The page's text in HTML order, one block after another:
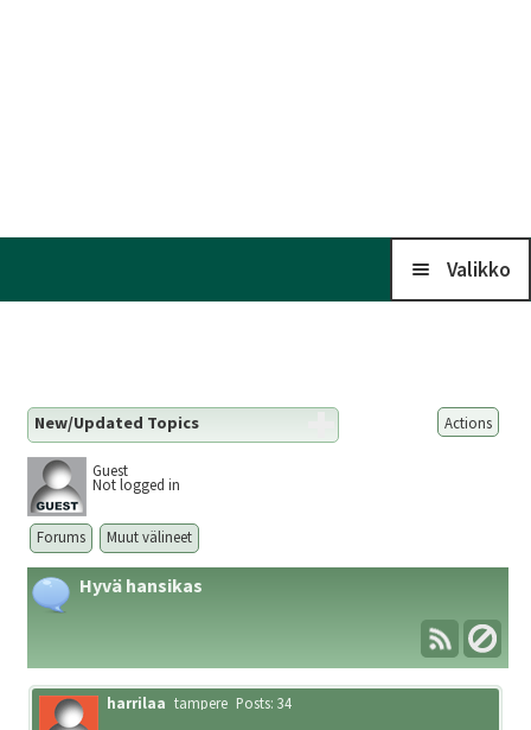
Valikko
Kalenteri
Liitto
Metsästys
Materiaali
Actions
New/Updated Topics
Guest
Not logged in
Forums Muut välineet
Hyvä hansikas
harrilaa tampere Posts: 34